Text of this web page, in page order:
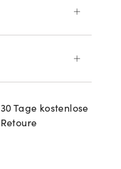
30 Tage kostenlose
Retoure